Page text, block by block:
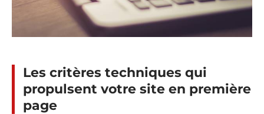
Les critères techniques qui
propulsent votre site en première
page